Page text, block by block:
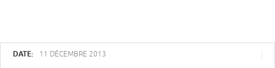
DATE: 11 DÉCEMBRE 2013